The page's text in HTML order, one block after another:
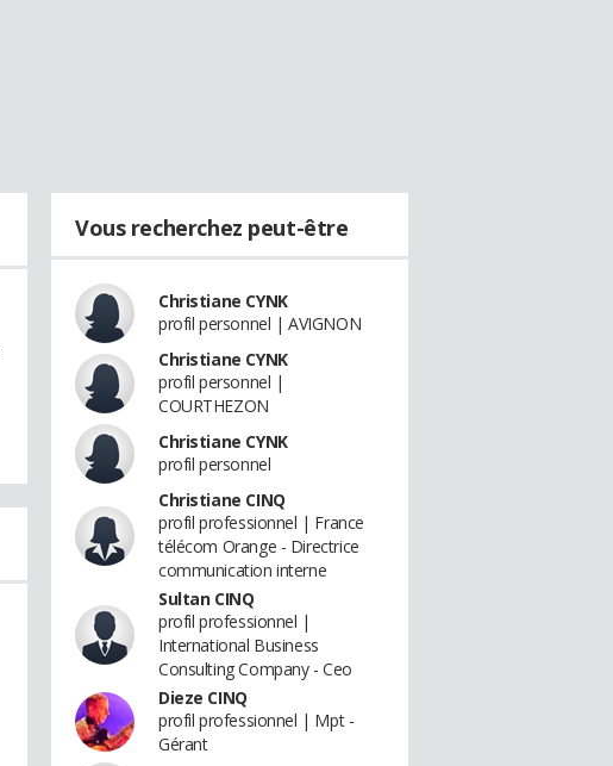
Vous recherchez peut-être
Christiane CYNK
profil personnel | AVIGNON
Christiane CYNK
profil personnel |
COURTHEZON
Christiane CYNK
profil personnel
Christiane CINQ
profil professionnel | France
télécom Orange - Directrice
communication interne
Sultan CINQ
profil professionnel |
International Business
Consulting Company - Ceo
Dieze CINQ
profil professionnel | Mpt -
Gérant